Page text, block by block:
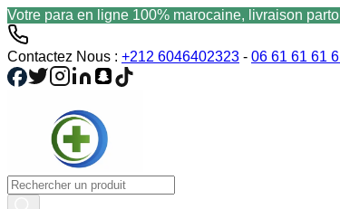
Votre para en ligne 100% marocaine, livraison
Contactez Nous : +212 6046402323 - 06 61 61 61